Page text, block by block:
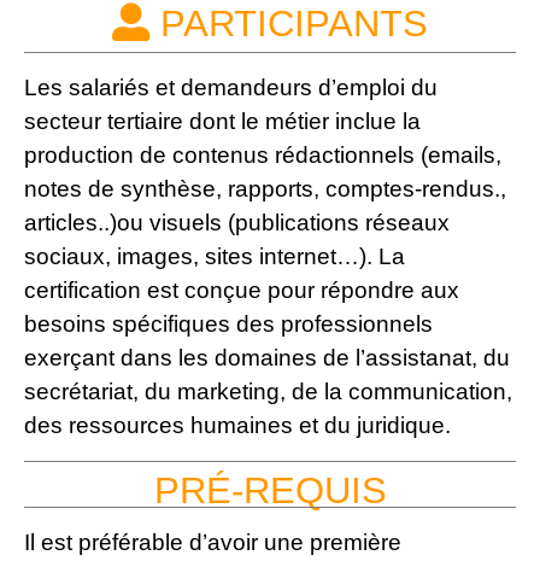
PARTICIPANTS
Les salariés et demandeurs d’emploi du
secteur tertiaire dont le métier inclue la
production de contenus rédactionnels (emails,
notes de synthèse, rapports, comptes-rendus.,
articles..)ou visuels (publications réseaux
sociaux, images, sites internet…). La
certification est conçue pour répondre aux
besoins spécifiques des professionnels
exerçant dans les domaines de l’assistanat, du
secrétariat, du marketing, de la communication,
des ressources humaines et du juridique.
PRÉ-REQUIS
Il est préférable d’avoir une première